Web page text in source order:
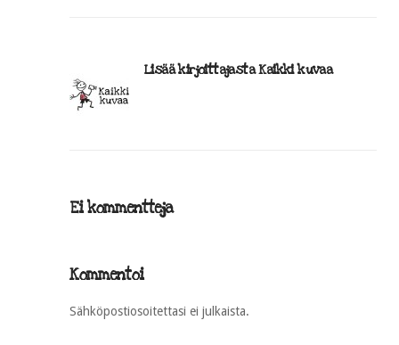
Lisää kirjoittajasta Kaikki kuvaa
Ei kommentteja
Kommentoi
Sähköpostiosoitettasi ei julkaista.